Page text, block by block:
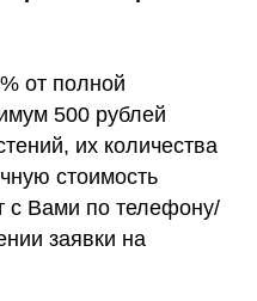
от полной
500 рублей
их количества
стоимость
с Вами по телефону/
заявки на